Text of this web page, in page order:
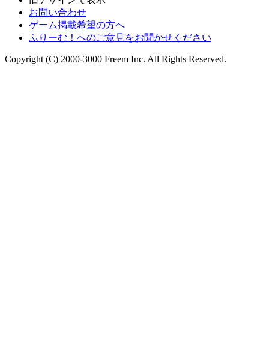
お問い合わせ
ゲーム掲載希望の方へ
ふりーむ！へのご意見をお聞かせください
Copyright (C) 2000-3000 Freem Inc. All Rights Reserved.